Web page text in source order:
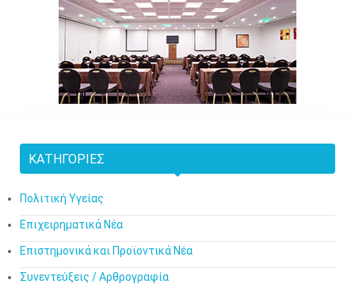
ΚΑΤΗΓΟΡΊΕΣ
Πολιτική Υγείας
Επιχειρηματικά Νέα
Επιστημονικά και Προϊοντικά Νέα
Συνεντεύξεις / Αρθρογραφία